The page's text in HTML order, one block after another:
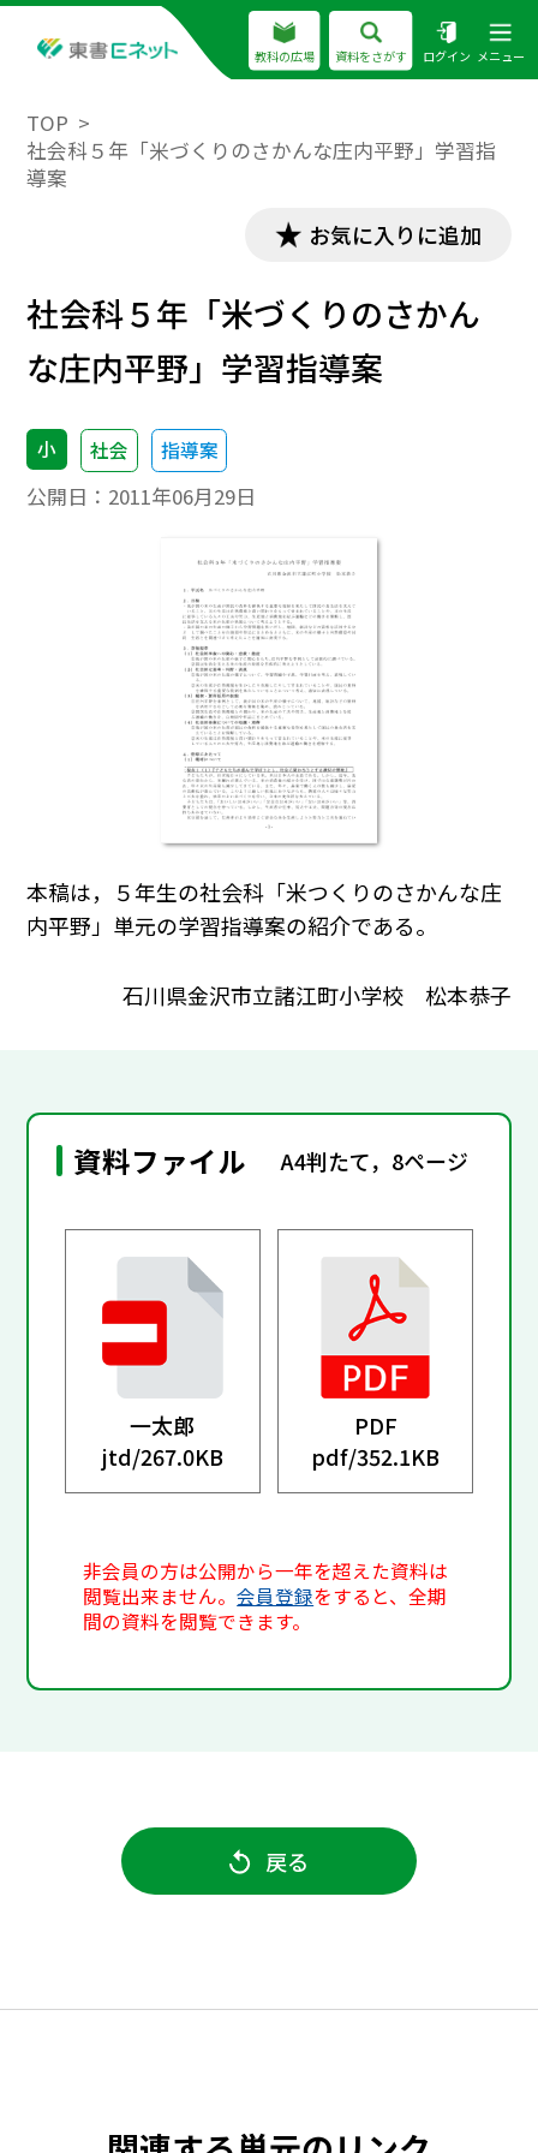
教科の広場 資料をさがす ログイン メニュー
TOP
社会科５年「米づくりのさかんな庄内平野」学習指
導案
お気に入りに追加
社会科５年「米づくりのさかん
な庄内平野」学習指導案
小 社会 指導案
公開日： 2011年06月29日
本稿は，５年生の社会科「米つくりのさかんな庄
内平野」単元の学習指導案の紹介である。
石川県金沢市立諸江町小学校 松本恭子
資料ファイル A4判たて，8ページ
一太郎
jtd/267.0KB
PDF
pdf/352.1KB
非会員の方は公開から一年を超えた資料は
閲覧出来ません。会員登録をすると、全期
間の資料を閲覧できます。
戻る